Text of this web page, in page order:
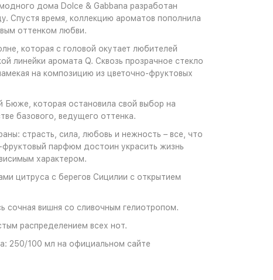
дома Dolce & Gabbana разработан
Спустя время, коллекцию ароматов пополнила
оттенком любви.
которая с головой окутает любителей
линейки аромата Q. Сквозь прозрачное стекло
на композицию из цветочно-фруктовых
которая остановила свой выбор на
базового, ведущего оттенка.
страсть, сила, любовь и нежность – все, что
парфюм достоин украсить жизнь
характером.
цитруса с берегов Сицилии с открытием
сочная вишня со сливочным гелиотропом.
распределением всех нот.
250/100 мл на официальном сайте